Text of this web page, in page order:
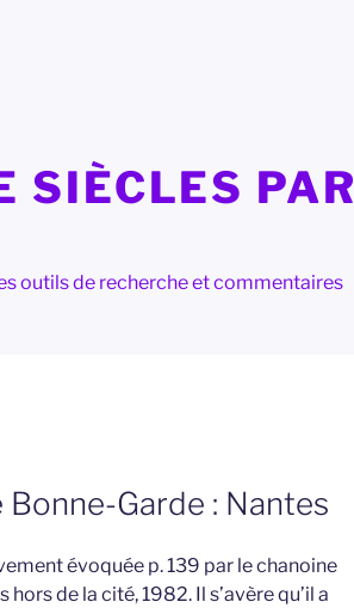
SIÈCLES PAR
outils de recherche et commentaires
Garde : Nantes
évoquée p. 139 par le chanoine
de la cité, 1982. Il s’avère qu’il a